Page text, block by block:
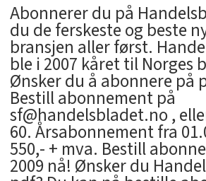
Abonnerer du på
du de ferskeste og beste
bransjen aller først.
ble i 2007 kåret til Norges
Ønsker du å abonnere på
Bestill abonnement på
sf@handelsbladet.no ,
60. Årsabonnement fra
550,- + mva. Bestill
2009 nå! Ønsker du